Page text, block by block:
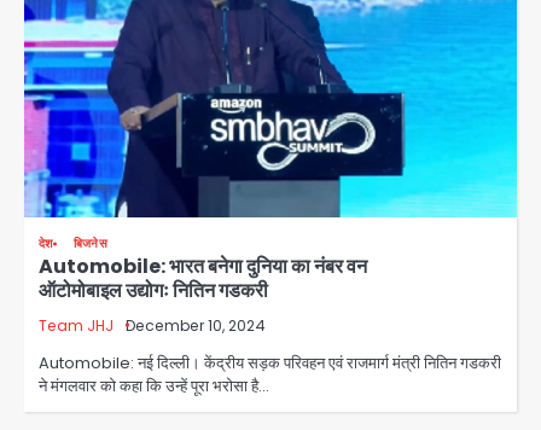
देश बिजनेस
Automobile: भारत बनेगा दुनिया का नंबर वन
ऑटोमोबाइल उद्योगः नितिन गडकरी
Team JHJ December 10, 2024
Automobile: नई दिल्ली। केंद्रीय सड़क परिवहन एवं राजमार्ग मंत्री नितिन गडकरी
ने मंगलवार को कहा कि उन्हें पूरा भरोसा है…
3
पुरा महादेव से बेटियों के स्वास्थ्य और सुरक्षा का
संदेश
Team JHJ
4
अब पहला स्थान हासिल करना लक्ष्य: डीएम
Team JHJ
28 साल बाद कानून के शिकंजे में आया हत्या का